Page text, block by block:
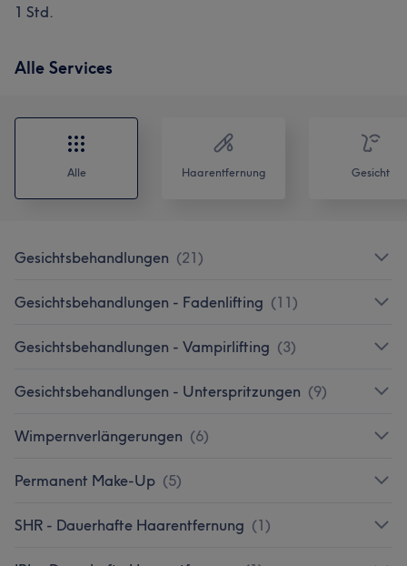
1 Std.
Alle Services
Alle Haarentfernung Gesicht
Gesichtsbehandlungen (21)
Gesichtsbehandlungen - Fadenlifting (11)
Gesichtsbehandlungen - Vampirlifting (3)
Gesichtsbehandlungen - Unterspritzungen (9)
Wimpernverlängerungen (6)
Permanent Make-Up (5)
SHR - Dauerhafte Haarentfernung (1)